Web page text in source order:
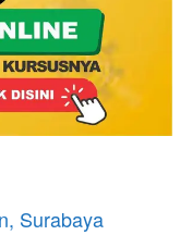
Surabaya